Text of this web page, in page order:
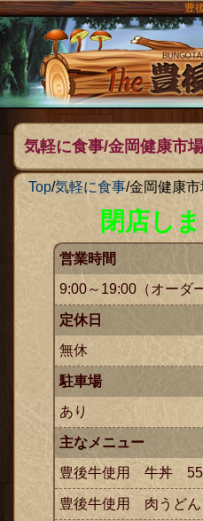
豊
気軽に食事/金岡健康市場
Top/気軽に食事/金岡健康市
閉店し
営業時間
9:00～19:00（オーダ
定休日
無休
駐車場
あり
主なメニュー
豊後牛使用 牛丼
豊後牛使用 肉うど
メニュー